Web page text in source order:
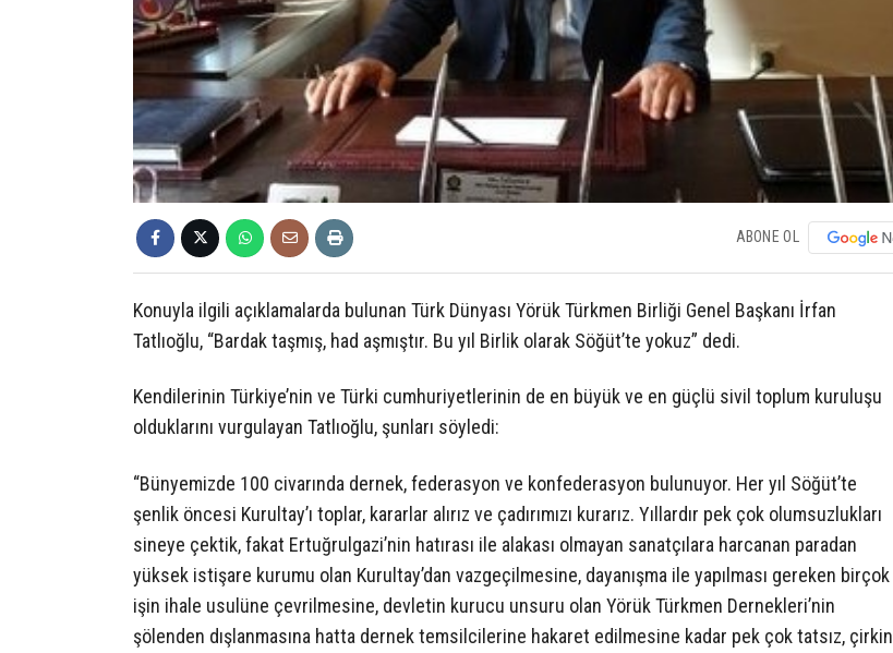
ABONE OL
Konuyla ilgili açıklamalarda bulunan Türk Dünyası Yörük Türkmen Birliği Genel Başkanı İrfan
Tatlıoğlu, “Bardak taşmış, had aşmıştır. Bu yıl Birlik olarak Söğüt’te yokuz” dedi.
Kendilerinin Türkiye’nin ve Türki cumhuriyetlerinin de en büyük ve en güçlü sivil toplum kuruluşu
olduklarını vurgulayan Tatlıoğlu, şunları söyledi:
“Bünyemizde 100 civarında dernek, federasyon ve konfederasyon bulunuyor. Her yıl Söğüt’te
şenlik öncesi Kurultay’ı toplar, kararlar alırız ve çadırımızı kurarız. Yıllardır pek çok olumsuzlukları
sineye çektik, fakat Ertuğrulgazi’nin hatırası ile alakası olmayan sanatçılara harcanan paradan
yüksek istişare kurumu olan Kurultay’dan vazgeçilmesine, dayanışma ile yapılması gereken birçok
işin ihale usulüne çevrilmesine, devletin kurucu unsuru olan Yörük Türkmen Dernekleri’nin
şölenden dışlanmasına hatta dernek temsilcilerine hakaret edilmesine kadar pek çok tatsız, çirkin